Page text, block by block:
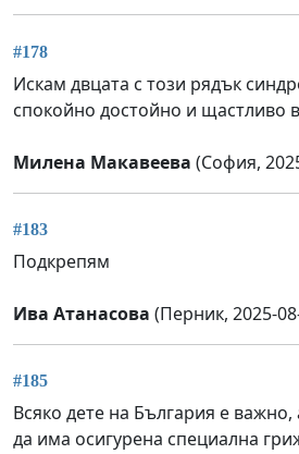
#178
Искам двцата с този рядък
спокойно достойно и щастливо
Милена Макавеева (София,
#183
Подкрепям
Ива Атанасова (Перник, 2025-
#185
Всяко дете на България е важно,
да има осигурена специална